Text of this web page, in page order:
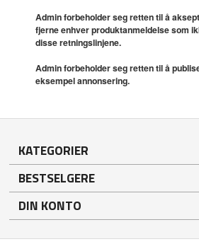
Admin forbeholder seg retten til å
fjerne enhver produktanmeldelse som
disse retningslinjene.
Admin forbeholder seg retten til å
eksempel annonsering.
KATEGORIER
BESTSELGERE
DIN KONTO